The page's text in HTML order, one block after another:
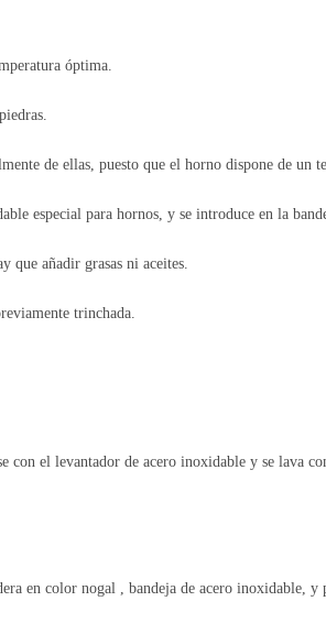
óptima.
de ellas, puesto que el horno dispone de un
especial para hornos, y se introduce en la
que añadir grasas ni aceites.
trinchada.
con el levantador de acero inoxidable y se lava
en color nogal , bandeja de acero inoxidable,